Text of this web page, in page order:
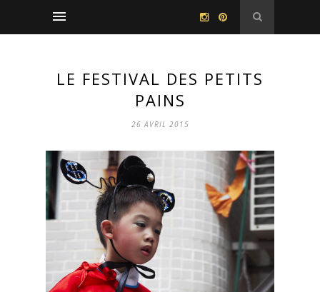
LE FESTIVAL DES PETITS
PAINS
26 AVRIL 2015